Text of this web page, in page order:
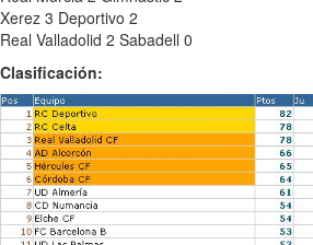
Xerez 3 Deportivo 2
Real Valladolid 2 Sabadell 0
Clasificación: